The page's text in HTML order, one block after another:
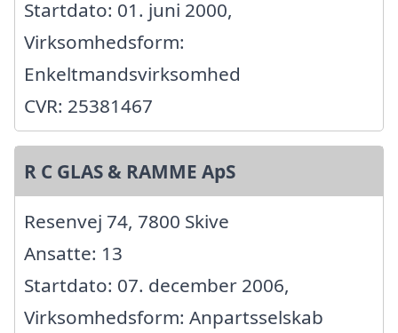
Startdato: 01. juni 2000,
Virksomhedsform:
Enkeltmandsvirksomhed
CVR: 25381467
R C GLAS & RAMME ApS
Resenvej 74, 7800 Skive
Ansatte: 13
Startdato: 07. december 2006,
Virksomhedsform: Anpartsselskab